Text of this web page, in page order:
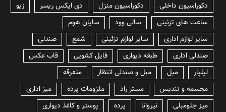
دکوراسیون داخلی
دکوراسیون منزل دی ایکس ریسر
زیو
ساعت های تزئینی
سالی وود
سایان هوم
سایر لوازم اداری
سایر لوازم تزئینی شمع
صندلی
صندلی اداری
طبقه دیواری فایل کشویی
قاب عکس
لیلپار
مبل مبل و صندلی انتظار
متفرقه
مجسمه و تندیس
مستر راد ملزومات پرده
میز اداری
میز جلومبلی
نیروانا پرده
پوستر و کاغذ دیواری